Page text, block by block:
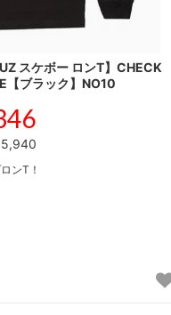
スケボー ロンT】CHECK
【ブラック】NO10
5,940
ンT！